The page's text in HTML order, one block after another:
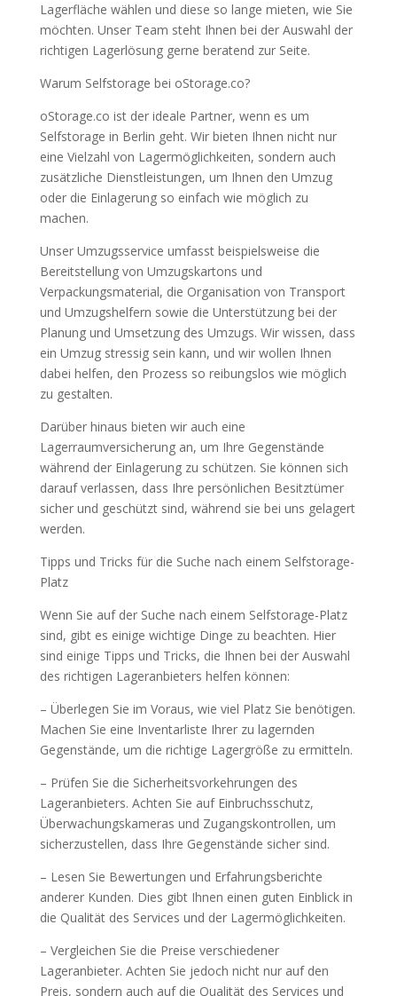
Lagerfläche wählen und diese so lange mieten, wie Sie
möchten. Unser Team steht Ihnen bei der Auswahl der
richtigen Lagerlösung gerne beratend zur Seite.
Warum Selfstorage bei oStorage.co?
oStorage.co ist der ideale Partner, wenn es um
Selfstorage in Berlin geht. Wir bieten Ihnen nicht nur
eine Vielzahl von Lagermöglichkeiten, sondern auch
zusätzliche Dienstleistungen, um Ihnen den Umzug
oder die Einlagerung so einfach wie möglich zu
machen.
Unser Umzugsservice umfasst beispielsweise die
Bereitstellung von Umzugskartons und
Verpackungsmaterial, die Organisation von Transport
und Umzugshelfern sowie die Unterstützung bei der
Planung und Umsetzung des Umzugs. Wir wissen, dass
ein Umzug stressig sein kann, und wir wollen Ihnen
dabei helfen, den Prozess so reibungslos wie möglich
zu gestalten.
Darüber hinaus bieten wir auch eine
Lagerraumversicherung an, um Ihre Gegenstände
während der Einlagerung zu schützen. Sie können sich
darauf verlassen, dass Ihre persönlichen Besitztümer
sicher und geschützt sind, während sie bei uns gelagert
werden.
Tipps und Tricks für die Suche nach einem Selfstorage-
Platz
Wenn Sie auf der Suche nach einem Selfstorage-Platz
sind, gibt es einige wichtige Dinge zu beachten. Hier
sind einige Tipps und Tricks, die Ihnen bei der Auswahl
des richtigen Lageranbieters helfen können:
– Überlegen Sie im Voraus, wie viel Platz Sie benötigen.
Machen Sie eine Inventarliste Ihrer zu lagernden
Gegenstände, um die richtige Lagergröße zu ermitteln.
– Prüfen Sie die Sicherheitsvorkehrungen des
Lageranbieters. Achten Sie auf Einbruchsschutz,
Überwachungskameras und Zugangskontrollen, um
sicherzustellen, dass Ihre Gegenstände sicher sind.
– Lesen Sie Bewertungen und Erfahrungsberichte
anderer Kunden. Dies gibt Ihnen einen guten Einblick in
die Qualität des Services und der Lagermöglichkeiten.
– Vergleichen Sie die Preise verschiedener
Lageranbieter. Achten Sie jedoch nicht nur auf den
Preis, sondern auch auf die Qualität des Services und